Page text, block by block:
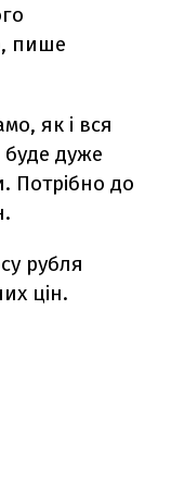
пише
як і вся
буде дуже
Потрібно до
рубля
цін.